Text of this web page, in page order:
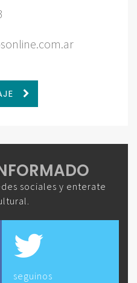
sociales y enterate
seguinos